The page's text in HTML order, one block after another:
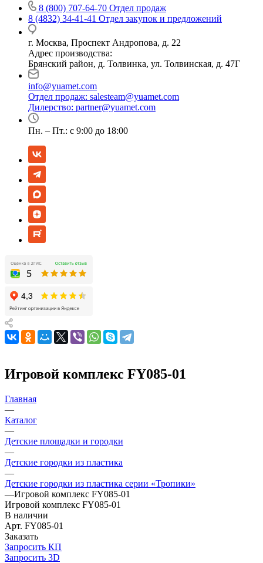
8 (800) 707-64-70 Отдел продаж
8 (4832) 34-41-41 Отдел закупок и предложений
г. Москва, Проспект Андропова, д. 22
Адрес производства:
Брянский район, д. Толвинка, ул. Толвинская, д. 47Г
info@yuamet.com
Отдел продаж: salesteam@yuamet.com
Дилерство: partner@yuamet.com
Пн. – Пт.: с 9:00 до 18:00
Игровой комплекс FY085-01
Главная
—
Каталог
—
Детские площадки и городки
—
Детские городки из пластика
—
Детские городки из пластика серии «Тропики»
—Игровой комплекс FY085-01
Игровой комплекс FY085-01
В наличии
Арт. FY085-01
Заказать
Запросить КП
Запросить 3D